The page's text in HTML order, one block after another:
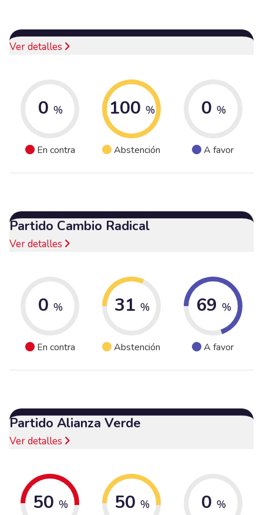
Ver detalles
0 %
En contra
100 %
Abstención
0 %
A favor
Partido Cambio Radical
Ver detalles
0 %
En contra
31 %
Abstención
69 %
A favor
Partido Alianza Verde
Ver detalles
50 % 50 % 0 %